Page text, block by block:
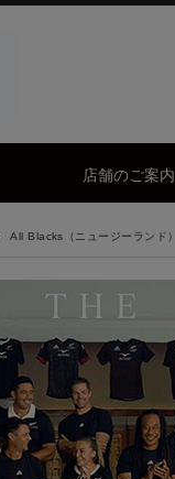
店舗のご案内
All Blacks（ニュージーランド）